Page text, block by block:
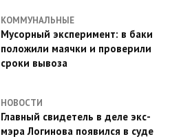
КОММУНАЛЬНЫЕ
Мусорный эксперимент: в баки
положили маячки и проверили
сроки вывоза
НОВОСТИ
Главный свидетель в деле экс-
мэра Логинова появился в суде